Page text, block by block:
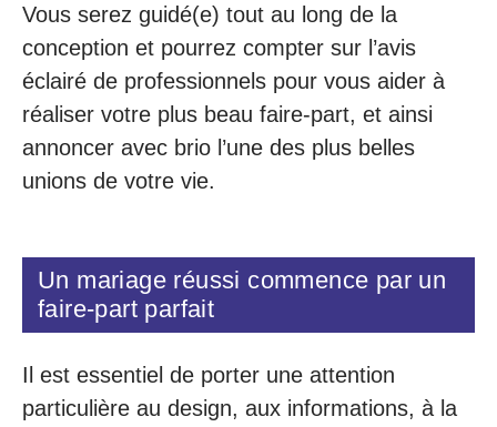
Vous serez guidé(e) tout au long de la
conception et pourrez compter sur l’avis
éclairé de professionnels pour vous aider à
réaliser votre plus beau faire-part, et ainsi
annoncer avec brio l’une des plus belles
unions de votre vie.
Un mariage réussi commence par un
faire-part parfait
Il est essentiel de porter une attention
particulière au design, aux informations, à la